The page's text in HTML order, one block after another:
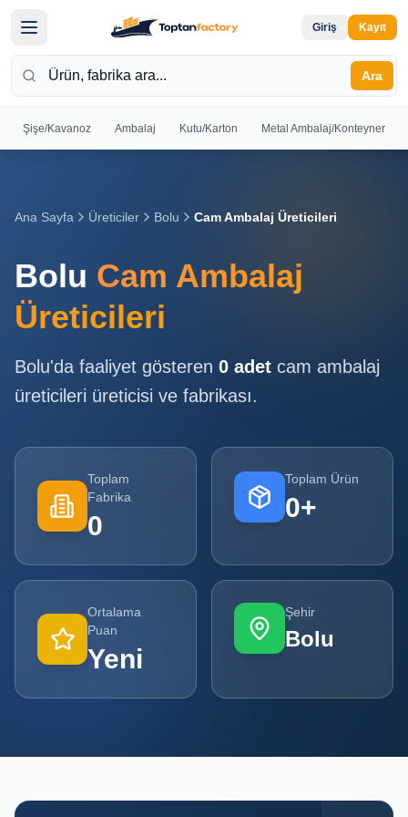
Giriş Kayıt
Ara
Şişe/Kavanoz Ambalaj Kutu/Karton Metal Ambalaj/Konteyner
Giriş yapın
Giriş
Yap
Ol
Sayfa
Tüm
Ürünler
Kampanyalar
POPÜLER
KATEGORILER
Ana Sayfa Üreticiler Bolu Cam Ambalaj Üreticileri
Bolu Cam Ambalaj
Üreticileri
Bolu'da faaliyet gösteren 0 adet cam ambalaj
üreticileri üreticisi ve fabrikası.
Toplam
Fabrika
0
Toplam Ürün
0+
Ortalama
Puan
Yeni
Şehir
Bolu